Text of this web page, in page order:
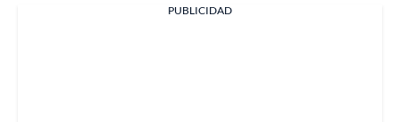
PUBLICIDAD